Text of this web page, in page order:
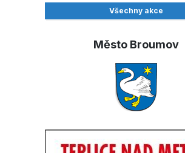
Všechny akce
Město Broumov